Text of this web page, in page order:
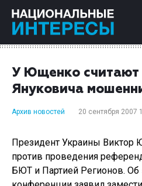
У Ющенко считают
Януковича
Архив новостей 20 сентября 2007
Президент Украины Виктор
против проведения
БЮТ и Партией Регионов. Об